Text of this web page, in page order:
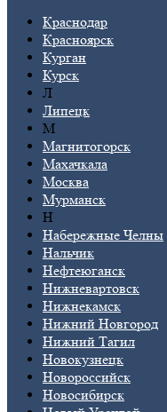
Краснодар
Красноярск
Курган
Курск
Л
Липецк
М
Магнитогорск
Махачкала
Москва
Мурманск
Н
Набережные Челны
Нальчик
Нефтеюганск
Нижневартовск
Нижнекамск
Нижний Новгород
Нижний Тагил
Новокузнецк
Новороссийск
Новосибирск